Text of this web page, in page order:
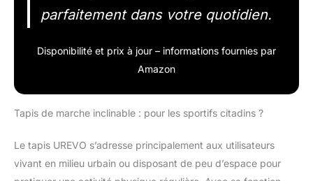
parfaitement dans votre quotidien.
Disponibilité et prix à jour – informations fournies par
Amazon
Tapis de marche inclinable : pour les sportifs citadins ?
Le tapis UREVO s’adresse principalement aux utilisateurs
vivant en milieu urbain ou disposant de peu d’espace pour